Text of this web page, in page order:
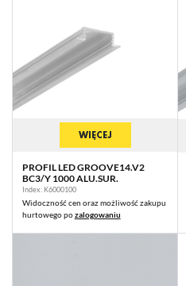
WIĘCEJ
PROFIL LED GROOVE14.V2
BC3/Y 1000 ALU.SUR.
Index: K6000100
Widoczność cen oraz możliwość zakupu
hurtowego pozalogowaniu